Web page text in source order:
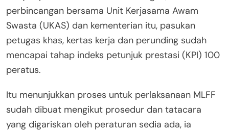
perbincangan bersama Unit Kerjasama Awam
Swasta (UKAS) dan kementerian itu, pasukan
petugas khas, kertas kerja dan perunding sudah
mencapai tahap indeks petunjuk prestasi (KPI) 100
peratus.
Itu menunjukkan proses untuk perlaksanaan MLFF
sudah dibuat mengikut prosedur dan tatacara
yang digariskan oleh peraturan sedia ada, ia